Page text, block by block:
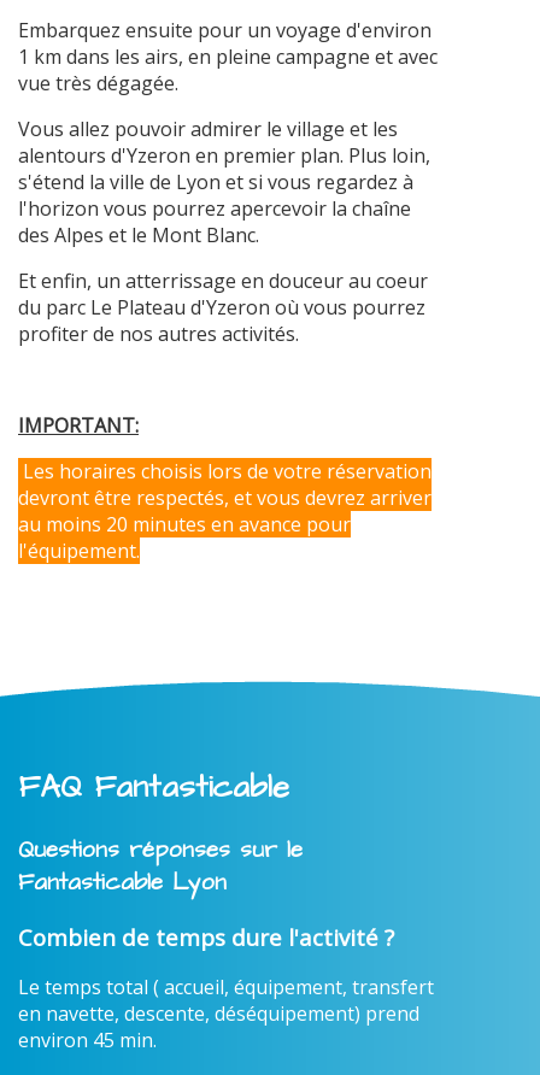
Embarquez ensuite pour un voyage d'environ
1 km dans les airs, en pleine campagne et avec
vue très dégagée.
Vous allez pouvoir admirer le village et les
alentours d'Yzeron en premier plan. Plus loin,
s'étend la ville de Lyon et si vous regardez à
l'horizon vous pourrez apercevoir la chaîne
des Alpes et le Mont Blanc.
Et enfin, un atterrissage en douceur au coeur
du parc Le Plateau d'Yzeron où vous pourrez
profiter de nos autres activités.
IMPORTANT:
Les horaires choisis lors de votre réservation
devront être respectés, et vous devrez arriver
au moins 20 minutes en avance pour
l'équipement.
FAQ Fantasticable
Questions réponses sur le
Fantasticable Lyon
Combien de temps dure l'activité ?
Le temps total ( accueil, équipement, transfert
en navette, descente, déséquipement) prend
environ 45 min.